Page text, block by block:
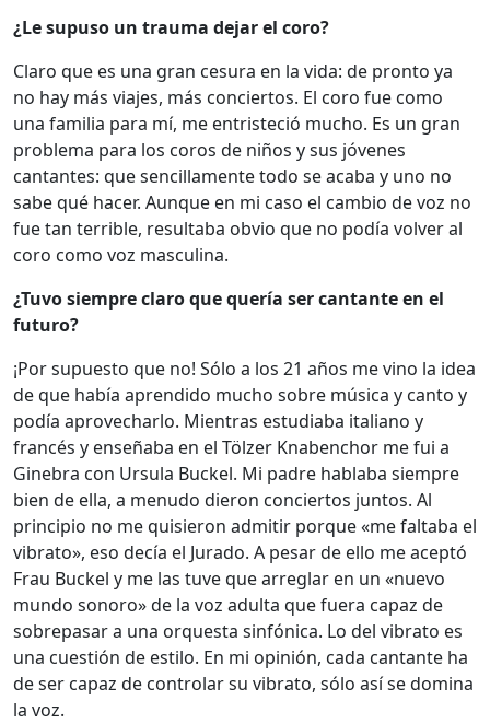
¿Le supuso un trauma dejar el coro?
Claro que es una gran cesura en la vida: de pronto ya
no hay más viajes, más conciertos. El coro fue como
una familia para mí, me entristeció mucho. Es un gran
problema para los coros de niños y sus jóvenes
cantantes: que sencillamente todo se acaba y uno no
sabe qué hacer. Aunque en mi caso el cambio de voz no
fue tan terrible, resultaba obvio que no podía volver al
coro como voz masculina.
¿Tuvo siempre claro que quería ser cantante en el
futuro?
¡Por supuesto que no! Sólo a los 21 años me vino la idea
de que había aprendido mucho sobre música y canto y
podía aprovecharlo. Mientras estudiaba italiano y
francés y enseñaba en el Tölzer Knabenchor me fui a
Ginebra con Ursula Buckel. Mi padre hablaba siempre
bien de ella, a menudo dieron conciertos juntos. Al
principio no me quisieron admitir porque «me faltaba el
vibrato», eso decía el Jurado. A pesar de ello me aceptó
Frau Buckel y me las tuve que arreglar en un «nuevo
mundo sonoro» de la voz adulta que fuera capaz de
sobrepasar a una orquesta sinfónica. Lo del vibrato es
una cuestión de estilo. En mi opinión, cada cantante ha
de ser capaz de controlar su vibrato, sólo así se domina
la voz.